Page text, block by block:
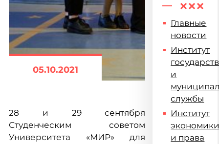
05.10.2021
28 и 29 сентября
Студенческим советом
Университета «МИР» для
Главные
новости
Институт
и
службы
Институт
и права